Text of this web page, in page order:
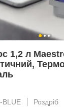
1,2 л
BLUE
Роздріб